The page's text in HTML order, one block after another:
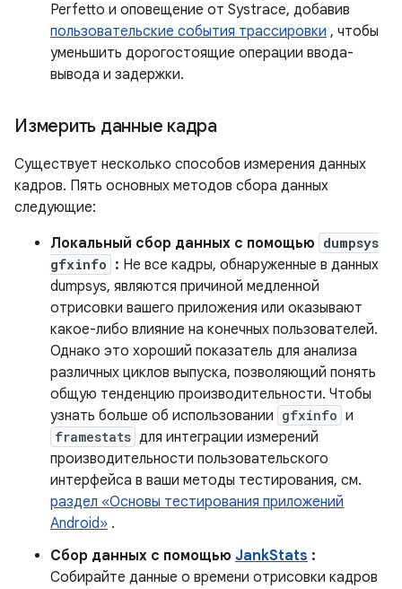
Perfetto и оповещение от Systrace, добавив
пользовательские события трассировки , чтобы
уменьшить дорогостоящие операции ввода-
вывода и задержки.
Измерить данные кадра
Существует несколько способов измерения данных
кадров. Пять основных методов сбора данных
следующие:
Локальный сбор данных с помощью dumpsys
gfxinfo : Не все кадры, обнаруженные в данных
dumpsys, являются причиной медленной
отрисовки вашего приложения или оказывают
какое-либо влияние на конечных пользователей.
Однако это хороший показатель для анализа
различных циклов выпуска, позволяющий понять
общую тенденцию производительности. Чтобы
узнать больше об использовании gfxinfo и
framestats для интеграции измерений
производительности пользовательского
интерфейса в ваши методы тестирования, см.
раздел «Основы тестирования приложений
Android» .
Сбор данных с помощью JankStats :
Собирайте данные о времени отрисовки кадров